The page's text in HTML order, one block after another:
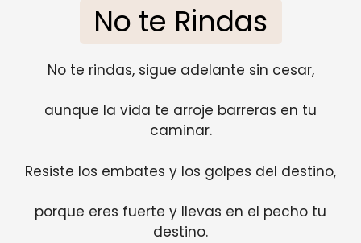
No te Rindas
No te rindas, sigue adelante sin cesar,
aunque la vida te arroje barreras en tu
caminar.
Resiste los embates y los golpes del destino,
porque eres fuerte y llevas en el pecho tu
destino.